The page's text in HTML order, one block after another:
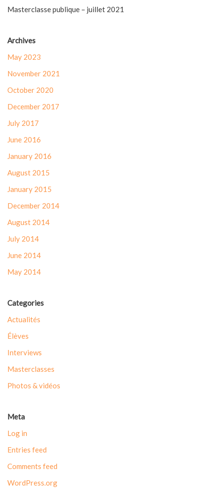
Masterclasse publique – juillet 2021
Archives
May 2023
November 2021
October 2020
December 2017
July 2017
June 2016
January 2016
August 2015
January 2015
December 2014
August 2014
July 2014
June 2014
May 2014
Categories
Actualités
Élèves
Interviews
Masterclasses
Photos & vidéos
Meta
Log in
Entries feed
Comments feed
WordPress.org